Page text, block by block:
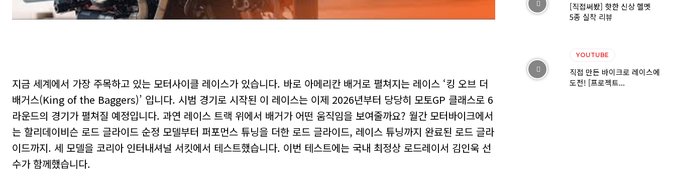
지금 세계에서 가장 주목하고 있는 모터사이클 레이스가 있습니다. 바로 아메리칸 배거로 펼쳐지는 레이스 ‘킹 오브 더
배거스(King of the Baggers)’ 입니다. 시범 경기로 시작된 이 레이스는 이제 2026년부터 당당히 모토GP 클래스로 6
라운드의 경기가 펼쳐질 예정입니다. 과연 레이스 트랙 위에서 배거가 어떤 움직임을 보여줄까요? 월간 모터바이크에서
는 할리데이비슨 로드 글라이드 순정 모델부터 퍼포먼스 튜닝을 더한 로드 글라이드, 레이스 튜닝까지 완료된 로드 글라
이드까지. 세 모델을 코리아 인터내셔널 서킷에서 테스트했습니다. 이번 테스트에는 국내 최정상 로드레이서 김인욱 선
수가 함께했습니다.
[직접써봤] 핫한 신상 헬멧
5종 실착 리뷰
YOUTUBE
직접 만든 바이크로 레이스에
도전! [프로젝트...